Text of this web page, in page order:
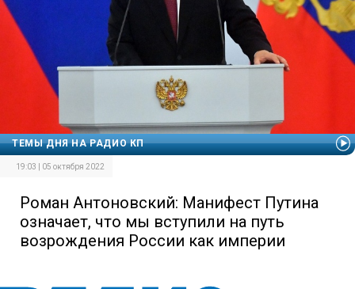
ТЕМЫ ДНЯ НА РАДИО КП
19:03 | 05 октября 2022
Роман Антоновский: Манифест Путина
означает, что мы вступили на путь
возрождения России как империи